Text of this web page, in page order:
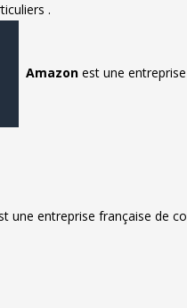
.
Amazon est une
une entreprise française de